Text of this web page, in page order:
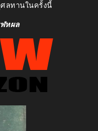
ลทานในครั้งนี้
หผล